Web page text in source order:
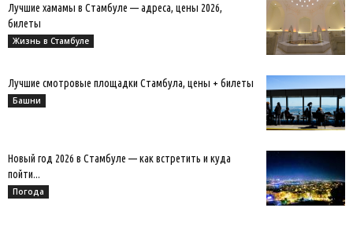
Лучшие хамамы в Стамбуле — адреса, цены 2026,
билеты
Жизнь в Стамбуле
Лучшие смотровые площадки Стамбула, цены + билеты
Башни
Новый год 2026 в Стамбуле — как встретить и куда
пойти...
Погода